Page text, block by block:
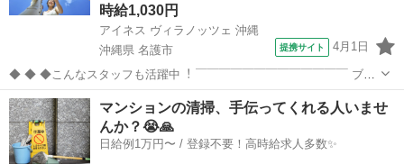
時給1,030円
アイネス ヴィラノッツェ 沖縄
沖縄県 名護市
提携サイト 4月1日
◆ ◆ ◆こんなスタッフも活躍中︕ ￣￣￣￣￣￣￣￣￣￣￣￣￣ ブラ
イダル業界は未経験でスタートしたという スタッフがほとんどです︕
カフェ・居酒屋等の飲⾷店、 アパレル／事務／在宅ワーク／ホテル 運
送業／軽作業／その...
沖縄 名護市
マンションの清掃、手伝ってくれる人いませ
んか？😭🙏
日給例1万円〜 / 登録不要！高時給求人多数✨